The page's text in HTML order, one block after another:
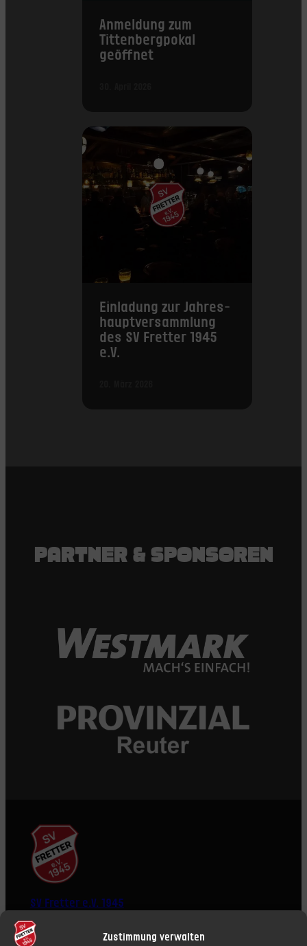
Zustimmung verwalten
Anmeldung zum
Tittenbergpokal
geöffnet
Einladung zur Jahres­
haupt­versammlung
des SV Fretter 1945
e.V.
PARTNER & SPONSOREN
SV Fretter e.V. 1945